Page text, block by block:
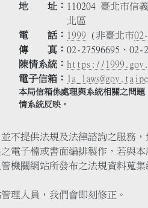
地 址
110204 臺北市信
北區
電 話
1999 (非臺北市
傳 真
02-27596695、02-
陳情系統
https://
電子信箱
本局信箱係處理與系統相關之問
情系統反映。
不提供法規及法律諮詢之服務
電子檔或書面編排製作，若與
機關網站所發布之法規資料蒐
理人員，我們會即刻修正。